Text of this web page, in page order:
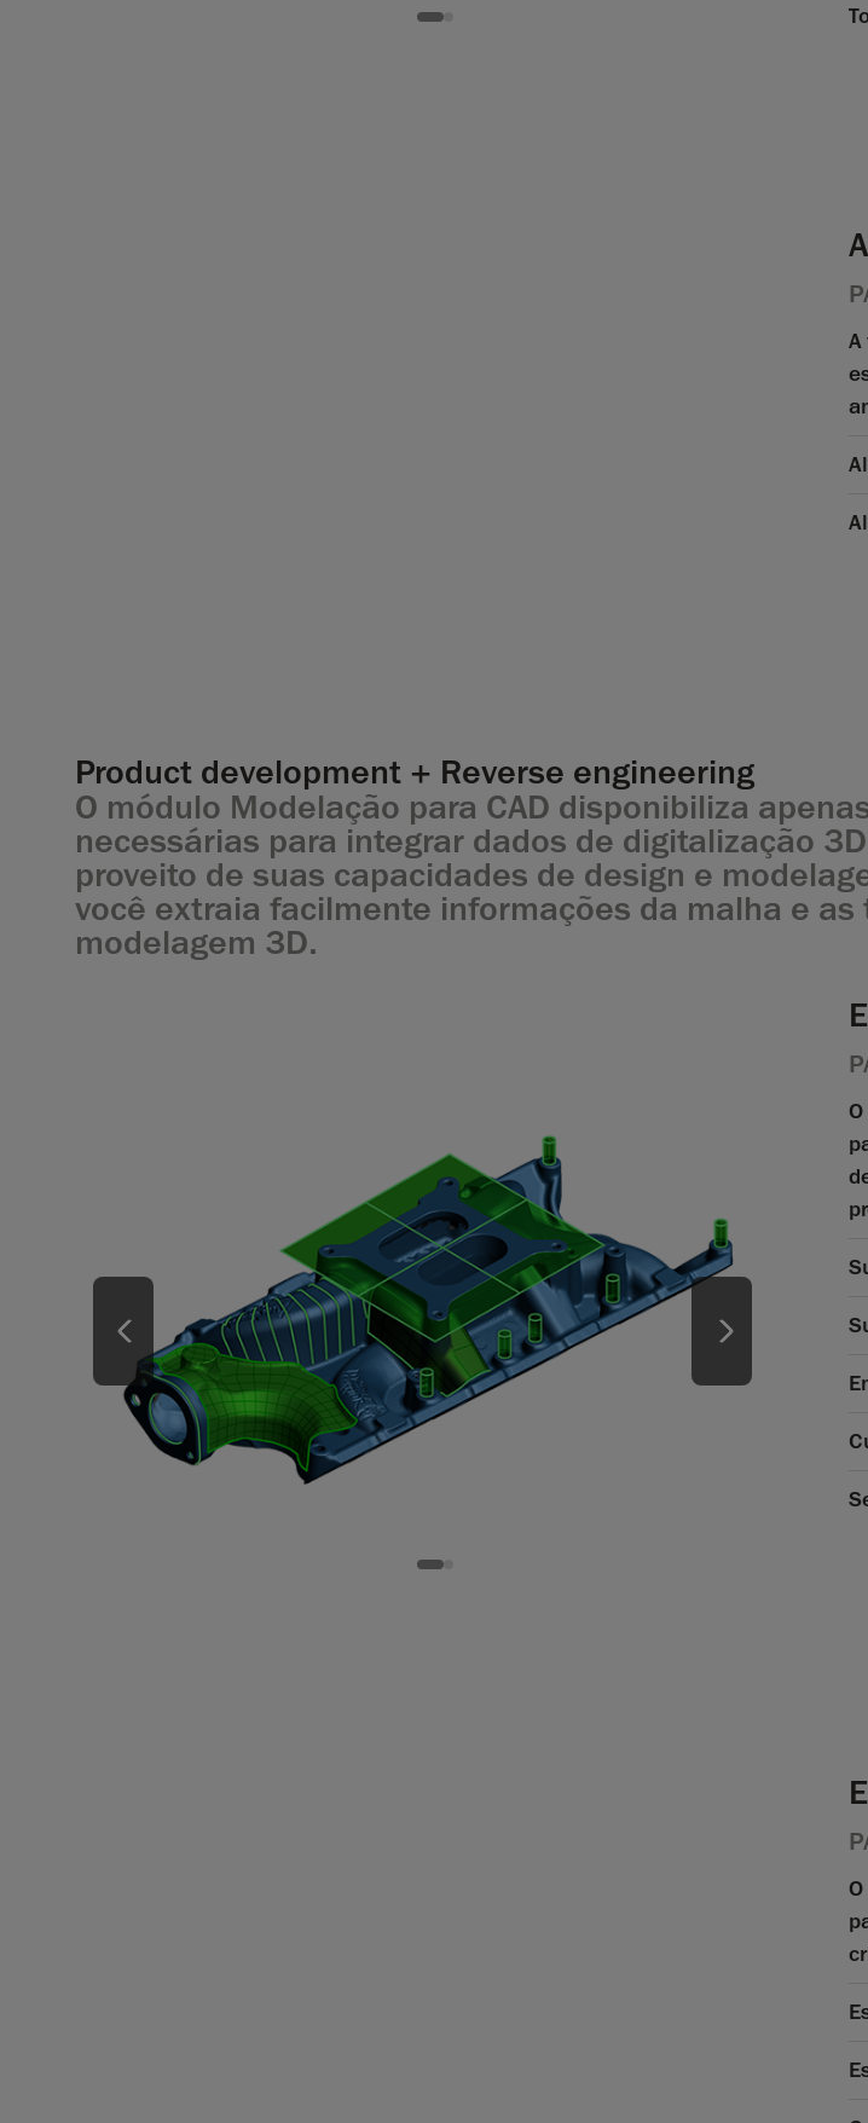
A
Product development + Reverse engineering
O módulo Modelação para CAD disponibiliza
necessárias para integrar dados de digitalização
proveito de suas capacidades de design e
você extraia facilmente informações da malha e
modelagem 3D.